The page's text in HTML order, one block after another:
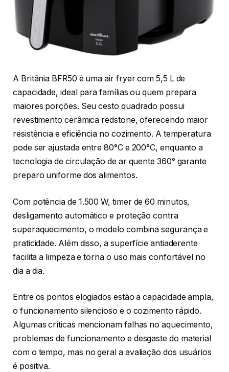
A Britânia BFR50 é uma air fryer com 5,5 L de
capacidade, ideal para famílias ou quem prepara
maiores porções. Seu cesto quadrado possui
revestimento cerâmica redstone, oferecendo maior
resistência e eficiência no cozimento. A temperatura
pode ser ajustada entre 80°C e 200°C, enquanto a
tecnologia de circulação de ar quente 360° garante
preparo uniforme dos alimentos.
Com potência de 1.500 W, timer de 60 minutos,
desligamento automático e proteção contra
superaquecimento, o modelo combina segurança e
praticidade. Além disso, a superfície antiaderente
facilita a limpeza e torna o uso mais confortável no
dia a dia.
Entre os pontos elogiados estão a capacidade ampla,
o funcionamento silencioso e o cozimento rápido.
Algumas críticas mencionam falhas no aquecimento,
problemas de funcionamento e desgaste do material
com o tempo, mas no geral a avaliação dos usuários
é positiva.